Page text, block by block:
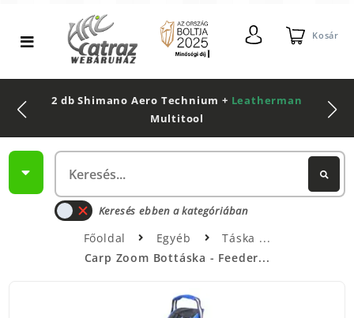
Kosár
2 db Shimano Aero Technium + Leatherman
Multitool
Keresés ebben a kategóriában
Főoldal Egyéb
Táska
Carp Zoom Bottáska - Feeder...